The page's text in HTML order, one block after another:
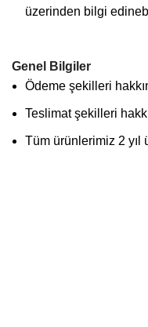
üzerinden bilgi
Genel Bilgiler
Ödeme şekilleri
Teslimat şekilleri
Tüm ürünlerimiz 2 yıl